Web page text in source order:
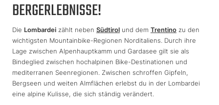
BERGERLEBNISSE!
Die Lombardei zählt neben Südtirol und dem Trentino zu den
wichtigsten Mountainbike-Regionen Norditaliens. Durch ihre
Lage zwischen Alpenhauptkamm und Gardasee gilt sie als
Bindeglied zwischen hochalpinen Bike-Destinationen und
mediterranen Seenregionen. Zwischen schroffen Gipfeln,
Bergseen und weiten Almflächen erlebst du in der Lombardei
eine alpine Kulisse, die sich ständig verändert.